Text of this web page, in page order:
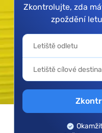
Zkontrolujte, zda
zpoždění